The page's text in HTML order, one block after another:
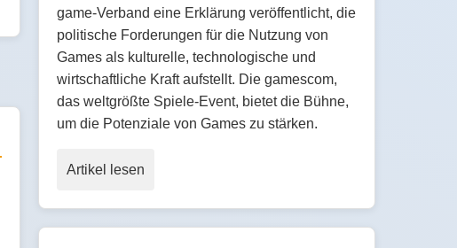
game-Verband eine Erklärung veröffentlicht, die
politische Forderungen für die Nutzung von
Games als kulturelle, technologische und
wirtschaftliche Kraft aufstellt. Die gamescom,
das weltgrößte Spiele-Event, bietet die Bühne,
um die Potenziale von Games zu stärken.
Artikel lesen